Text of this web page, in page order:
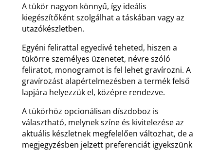
A tükör nagyon könnyű, így ideális
kiegészítőként szolgálhat a táskában vagy az
utazókészletben.
Egyéni felirattal egyedivé teheted, hiszen a
tükörre személyes üzenetet, névre szóló
feliratot, monogramot is fel lehet gravírozni. A
gravírozást alapértelmezésben a termék felső
lapjára helyezzük el, középre rendezve.
A tükörhöz opcionálisan díszdoboz is
választható, melynek színe és kivitelezése az
aktuális készletnek megfelelően változhat, de a
megjegyzésben jelzett preferenciát igyekszünk